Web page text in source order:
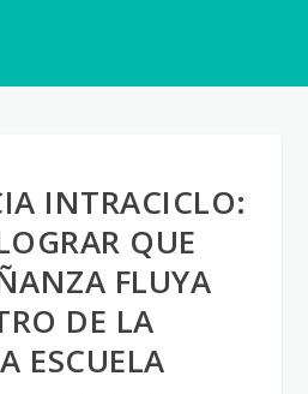
INTRACICLO:
QUE
FLUYA
DE LA
ESCUELA